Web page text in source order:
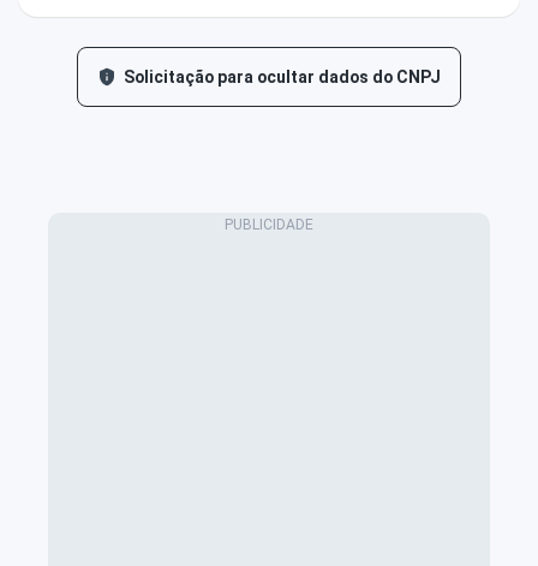
Solicitação para ocultar dados do CNPJ